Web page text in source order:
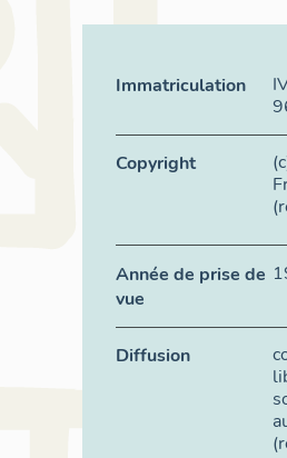
Immatriculation
Copyright
Année de prise de
vue
Diffusion